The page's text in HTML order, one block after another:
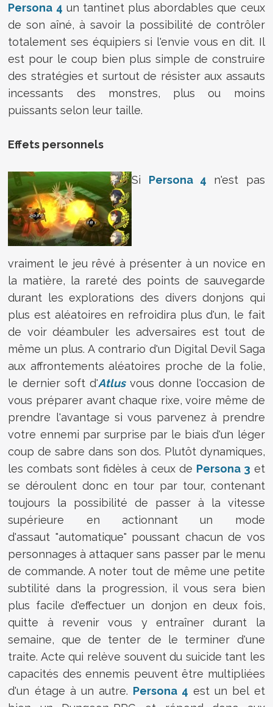
Persona 4 un tantinet plus abordables que ceux
de son aîné, à savoir la possibilité de contrôler
totalement ses équipiers si l'envie vous en dit. Il
est pour le coup bien plus simple de construire
des stratégies et surtout de résister aux assauts
incessants des monstres, plus ou moins
puissants selon leur taille.
Effets personnels
Si Persona 4 n'est pas
vraiment le jeu rêvé à présenter à un novice en
la matière, la rareté des points de sauvegarde
durant les explorations des divers donjons qui
plus est aléatoires en refroidira plus d'un, le fait
de voir déambuler les adversaires est tout de
même un plus. A contrario d'un Digital Devil Saga
aux affrontements aléatoires proche de la folie,
le dernier soft d'Atlusvous donne l'occasion de
vous préparer avant chaque rixe, voire même de
prendre l'avantage si vous parvenez à prendre
votre ennemi par surprise par le biais d'un léger
coup de sabre dans son dos. Plutôt dynamiques,
les combats sont fidèles à ceux de Persona 3 et
se déroulent donc en tour par tour, contenant
toujours la possibilité de passer à la vitesse
supérieure en actionnant un mode
d'assaut "automatique" poussant chacun de vos
personnages à attaquer sans passer par le menu
de commande. A noter tout de même une petite
subtilité dans la progression, il vous sera bien
plus facile d'effectuer un donjon en deux fois,
quitte à revenir vous y entraîner durant la
semaine, que de tenter de le terminer d'une
traite. Acte qui relève souvent du suicide tant les
capacités des ennemis peuvent être multipliées
d'un étage à un autre. Persona 4 est un bel et